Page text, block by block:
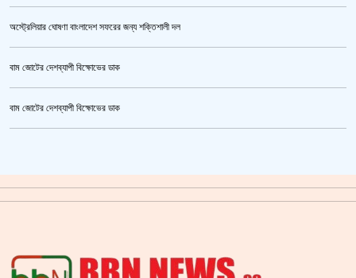
অস্ট্রেলিয়ার ঘোষণা বাংলাদেশ সফরের জন্য শক্তিশালী দল
বাম জোটের দেশব্যাপী বিক্ষোভের ডাক
বাম জোটের দেশব্যাপী বিক্ষোভের ডাক
গাজীপুর মহাসড়ক অবরোধ,সিটি করপোরেশনের গাড়ি চাপায় শ্রমিক নিহত
জাল ভিসায় ইউরোপে মানুষ পাঠানোর অভিযোগে,শাহজালাল থেকে গ্রেপ্তার পাঁচজন